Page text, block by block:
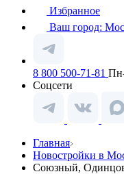
Избранное
Ваш город:
8 800 500-71-81
Соцсети
Главная
Новостройки в
Союзный,